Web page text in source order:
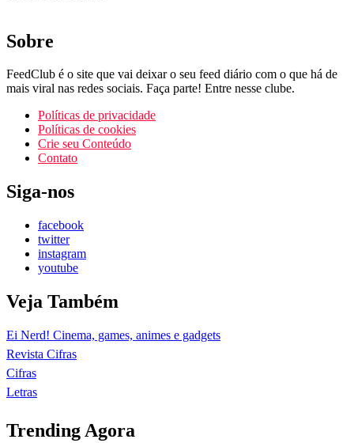
Sobre
FeedClub é o site que vai deixar o seu feed diário com o que há de
mais viral nas redes sociais. Faça parte! Entre nesse clube.
Políticas de privacidade
Políticas de cookies
Crie seu Conteúdo
Contato
Siga-nos
facebook
twitter
instagram
youtube
Veja Também
Ei Nerd! Cinema, games, animes e gadgets
Revista Cifras
Cifras
Letras
Trending Agora